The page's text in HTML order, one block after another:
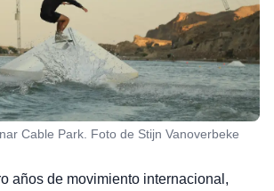
Cable Park. Foto de Stijn Vanoverbeke
años de movimiento internacional,